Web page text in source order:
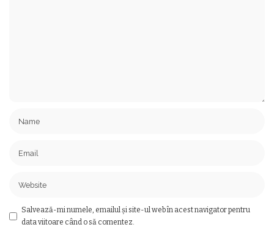
Salvează-mi numele, emailul și site-ul web în acest navigator pentru
data viitoare când o să comentez.